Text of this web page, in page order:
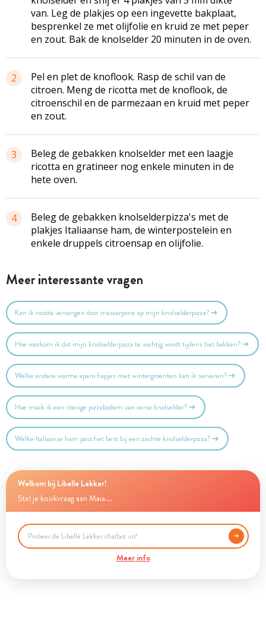
van. Leg de plakjes op een ingevette bakplaat,
besprenkel ze met olijfolie en kruid ze met peper
en zout. Bak de knolselder 20 minuten in de oven.
2
Pel en plet de knoflook. Rasp de schil van de
citroen. Meng de ricotta met de knoflook, de
citroenschil en de parmezaan en kruid met peper
en zout.
3
Beleg de gebakken knolselder met een laagje
ricotta en gratineer nog enkele minuten in de
hete oven.
4
Beleg de gebakken knolselderpizza's met de
plakjes Italiaanse ham, de winterpostelein en
enkele druppels citroensap en olijfolie.
Meer interessante vragen
Kan ik ricotta vervangen door mascarpone op mijn knolselderpizza?
Hoe voorkom ik dat mijn knolselderpizza te vochtig wordt tijdens het bakken?
Welke andere warme apero hapjes met wintergroenten kan ik serveren?
Hoe maak ik een stevige pizzabodem van verse knolselder?
Welke Italiaanse ham past het best bij een zachte knolselderpizza?
Welkom bij Libelle Lekker!
Stel je kookvraag aan Maia...
Meer info